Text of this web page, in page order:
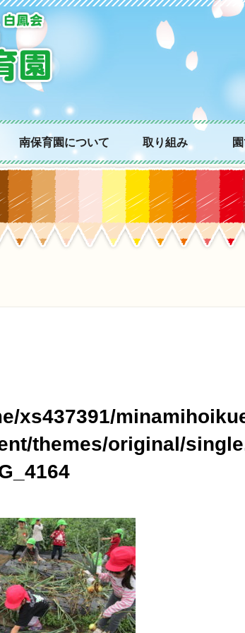
南保育園について 取り組み
xs437391/
themes/original/